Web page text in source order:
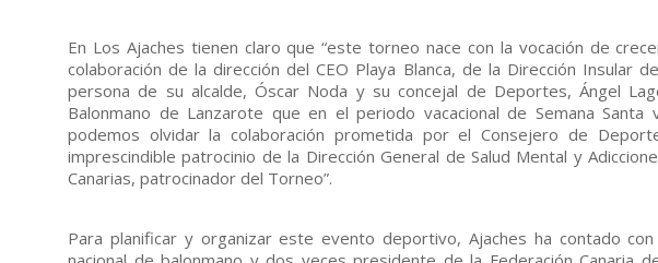
En Los Ajaches tienen claro que “este torneo nace con la vocación de
colaboración de la dirección del CEO Playa Blanca, de la Dirección Insular
persona de su alcalde, Óscar Noda y su concejal de Deportes, Ángel
Balonmano de Lanzarote que en el periodo vacacional de Semana
podemos olvidar la colaboración prometida por el Consejero de
imprescindible patrocinio de la Dirección General de Salud Mental y
Canarias, patrocinador del Torneo”.
Para planificar y organizar este evento deportivo, Ajaches ha contado